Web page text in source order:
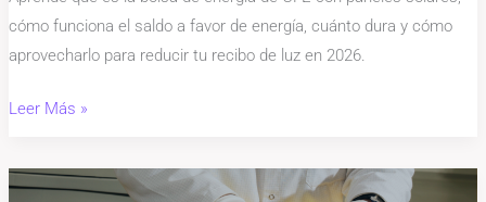
cómo funciona el saldo a favor de energía, cuánto dura y cómo
aprovecharlo para reducir tu recibo de luz en 2026.
luz
Leer Más »
Fábrica